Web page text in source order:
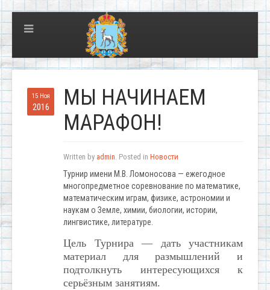
15 Ноя
2016
МЫ НАЧИНАЕМ
МАРАФОН!
Written by admin. Posted in Новости
Турнир имени М.В. Ломоносова — ежегодное
многопредметное соревнование по математике,
математическим играм, физике, астрономии и
наукам о Земле, химии, биологии, истории,
лингвистике, литературе.
Цель Турнира — дать участникам
материал для размышлений и
подтолкнуть интересующихся к
серьёзным занятиям.